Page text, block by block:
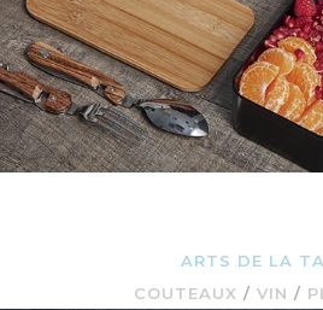
ARTS DE LA
COUTEAUX / VIN /